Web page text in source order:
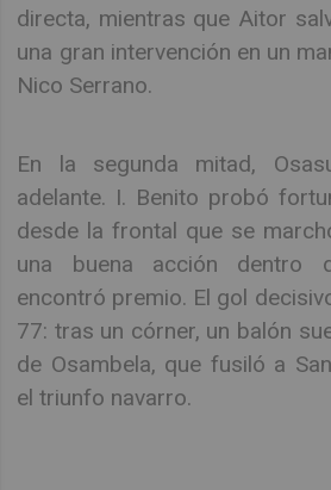
directa, mientras que Aitor
una gran intervención en un
Nico Serrano.
En la segunda mitad,
adelante. I. Benito probó
desde la frontal que se
una buena acción dentro
encontró premio. El gol
77: tras un córner, un balón
de Osambela, que fusiló a
el triunfo navarro.